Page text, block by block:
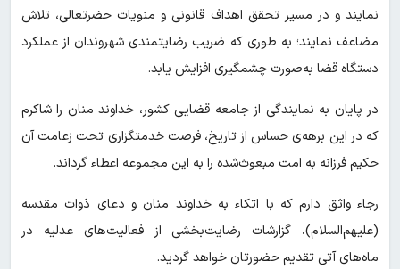
نمایند و در مسیر تحقق اهداف قانونی و منویات حضرتعالی، تلاش
مضاعف نمایند؛ به طوری که ضریب رضایتمندی شهروندان از عملکرد
دستگاه قضا به‌صورت چشمگیری افزایش یابد.
در پایان به نمایندگی از جامعه قضایی کشور، خداوند منان را شاکرم
که در این برهه‌ی حساس از تاریخ، فرصت خدمتگزاری تحت زعامت آن
حکیم فرزانه به امت مبعوث‌شده را به این مجموعه اعطاء گرداند.
رجاء واثق دارم که با اتکاء به خداوند منان و دعای ذوات مقدسه
(علیهم‌السلام)، گزارشات رضایت‌بخشی از فعالیت‌های عدلیه در
ماه‌های آتی تقدیم حضورتان خواهد گردید.